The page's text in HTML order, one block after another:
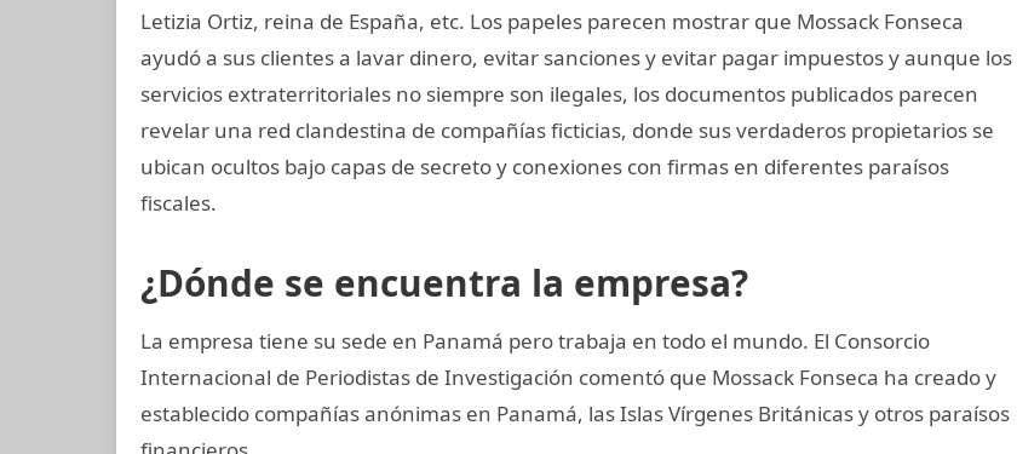
Letizia Ortiz, reina de España, etc. Los papeles parecen mostrar que Mossack Fonseca
ayudó a sus clientes a lavar dinero, evitar sanciones y evitar pagar impuestos y aunque los
servicios extraterritoriales no siempre son ilegales, los documentos publicados parecen
revelar una red clandestina de compañías ficticias, donde sus verdaderos propietarios se
ubican ocultos bajo capas de secreto y conexiones con firmas en diferentes paraísos
fiscales.
¿Dónde se encuentra la empresa?
La empresa tiene su sede en Panamá pero trabaja en todo el mundo. El Consorcio
Internacional de Periodistas de Investigación comentó que Mossack Fonseca ha creado y
establecido compañías anónimas en Panamá, las Islas Vírgenes Británicas y otros paraísos